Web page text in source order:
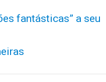
fantásticas” a seu